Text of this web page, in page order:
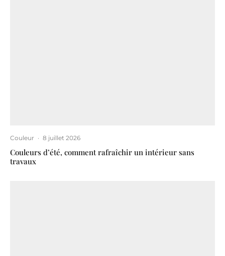
Couleur · 8 juillet 2026
Couleurs d’été, comment rafraîchir un intérieur sans
travaux